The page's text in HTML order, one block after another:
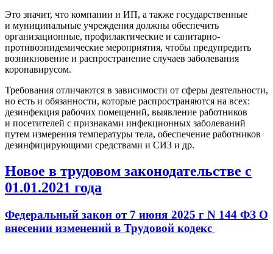
Это значит, что компании и ИП, а также государственные
и муниципальные учреждения должны обеспечить
организационные, профилактические и санитарно-
противоэпидемические мероприятия, чтобы предупредить
возникновение и распространение случаев заболевания
коронавирусом.
Требования отличаются в зависимости от сферы деятельности,
но есть и обязанности, которые распространяются на всех:
дезинфекция рабочих помещений, выявление работников
и посетителей с признаками инфекционных заболеваний
путем измерения температуры тела, обеспечение работников
дезинфицирующими средствами и СИЗ и др.
Новое в трудовом законодательстве с
01.01.2021 года
Федеральный закон от 7 июня 2025 г N 144 ФЗ О
внесении изменений в Трудовой кодекс